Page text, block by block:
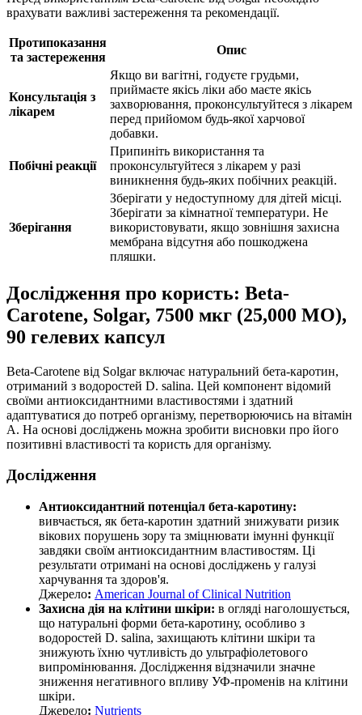
врахувати важливі застереження та рекомендації.
Протипоказання
та застереження
Опис
Консультація з
лікарем
Якщо ви вагітні, годуєте грудьми,
приймаєте якісь ліки або маєте якісь
захворювання, проконсультуйтеся з лікарем
перед прийомом будь-якої харчової
добавки.
Побічні реакції
Припиніть використання та
проконсультуйтеся з лікарем у разі
виникнення будь-яких побічних реакцій.
Зберігання
Зберігати у недоступному для дітей місці.
Зберігати за кімнатної температури. Не
використовувати, якщо зовнішня захисна
мембрана відсутня або пошкоджена
пляшки.
Дослідження про користь: Beta-
Carotene, Solgar, 7500 мкг (25,000 МО),
90 гелевих капсул
Beta-Carotene від Solgar включає натуральний бета-каротин,
отриманий з водоростей D. salina. Цей компонент відомий
своїми антиоксидантними властивостями і здатний
адаптуватися до потреб організму, перетворюючись на вітамін
A. На основі досліджень можна зробити висновки про його
позитивні властивості та користь для організму.
Дослідження
Антиоксидантний потенціал бета-каротину:
вивчається, як бета-каротин здатний знижувати ризик
вікових порушень зору та зміцнювати імунні функції
завдяки своїм антиоксидантним властивостям. Ці
результати отримані на основі досліджень у галузі
харчування та здоров'я.
Джерело: American Journal of Clinical Nutrition
Захисна дія на клітини шкіри: в огляді наголошується,
що натуральні форми бета-каротину, особливо з
водоростей D. salina, захищають клітини шкіри та
знижують їхню чутливість до ультрафіолетового
випромінювання. Дослідження відзначили значне
зниження негативного впливу УФ-променів на клітини
шкіри.
Джерело: Nutrients